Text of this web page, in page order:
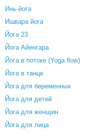
Инь-йога
Ишвара йога
Йога 23
Йога Айенгара
Йога в потоке (Yoga flow)
Йога в танце
Йога для беременных
Йога для детей
Йога для женщин
Йога для лица